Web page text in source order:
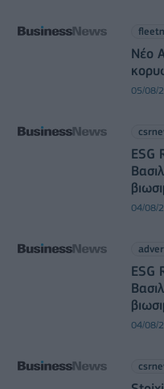
Νέο
05/08/
ESG
04/08/
ESG
04/08/